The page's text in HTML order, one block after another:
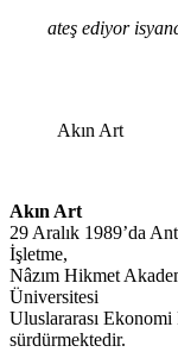
ateş ediyor
Akın Art
Akın Art
29 Aralık 1989’da
İşletme,
Nâzım Hikmet
Üniversitesi
Uluslararası
sürdürmektedir.